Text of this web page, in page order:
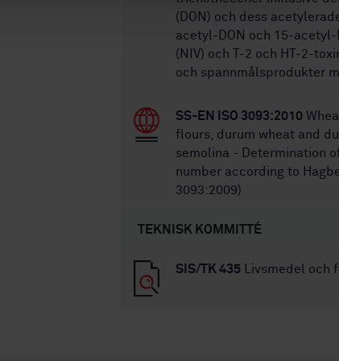
(DON) och dess
acetyl-DON och 15-acetyl-
(NIV) och T-2 och HT-2-
och spannmålsprodukter
SS-EN ISO 3093:2010
flours, durum wheat and
semolina - Determination
number according to
3093:2009)
TEKNISK KOMMITTÉ
SIS/TK 435 Livsmedel och